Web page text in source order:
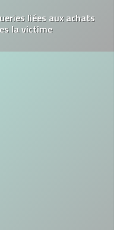
liées aux achats
la victime